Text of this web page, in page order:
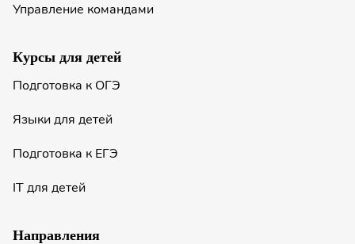
Управление командами
Курсы для детей
Подготовка к ОГЭ
Языки для детей
Подготовка к ЕГЭ
IT для детей
Направления